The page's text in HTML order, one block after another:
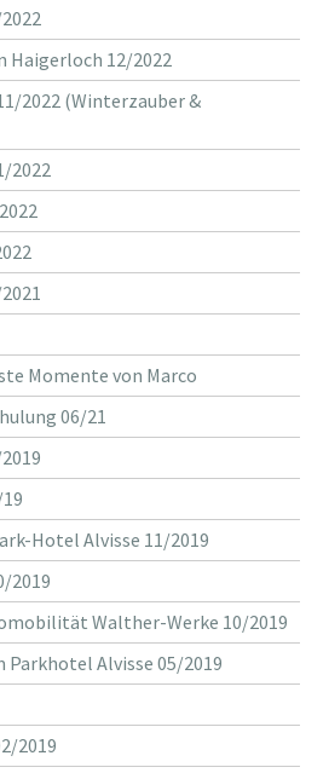
Haigerloch 12/2022
2022 (Winterzauber &
2022
Momente von Marco
06/21
Hotel Alvisse 11/2019
2019
Walther-Werke 10/2019
Parkhotel Alvisse 05/2019
2019